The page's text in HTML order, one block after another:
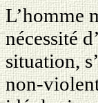
L’homme
nécessité
situation,
non-